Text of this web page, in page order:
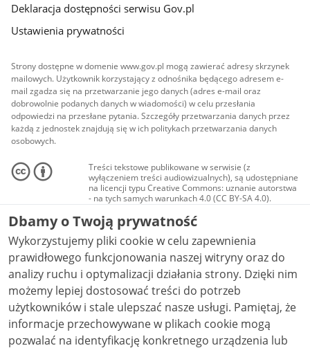
Deklaracja dostępności serwisu Gov.pl
Ustawienia prywatności
Strony dostępne w domenie www.gov.pl mogą zawierać adresy skrzynek
mailowych. Użytkownik korzystający z odnośnika będącego adresem e-
mail zgadza się na przetwarzanie jego danych (adres e-mail oraz
dobrowolnie podanych danych w wiadomości) w celu przesłania
odpowiedzi na przesłane pytania. Szczegóły przetwarzania danych przez
każdą z jednostek znajdują się w ich politykach przetwarzania danych
osobowych.
Treści tekstowe publikowane w serwisie (z
wyłączeniem treści audiowizualnych), są udostępniane
na licencji typu Creative Commons: uznanie autorstwa
- na tych samych warunkach 4.0 (CC BY-SA 4.0).
Materiały audiowizualne, w tym zdjęcia, materiały
audio i wideo, są udostępniane na licencji typu
Creative Commons: uznanie autorstwa użycie
niekomercyjne - bez utworów zależnych 4.0 (CC BY-
NC-ND 4.0), o ile nie jest to stwierdzone inaczej.
Dbamy o Twoją prywatność
Wykorzystujemy pliki cookie w celu zapewnienia
prawidłowego funkcjonowania naszej witryny oraz do
analizy ruchu i optymalizacji działania strony. Dzięki nim
możemy lepiej dostosować treści do potrzeb
użytkowników i stale ulepszać nasze usługi. Pamiętaj, że
informacje przechowywane w plikach cookie mogą
pozwalać na identyfikację konkretnego urządzenia lub